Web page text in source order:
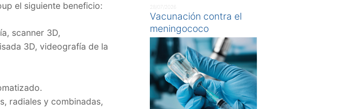
el siguiente beneficio:
scanner 3D,
3D, videografía de la
radiales y combinadas,
28/07/2026
Vacunación contra el
meningococo